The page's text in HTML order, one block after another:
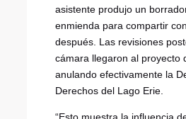
asistente produjo un
enmienda para compartir
después. Las revisiones
cámara llegaron al proyecto
anulando efectivamente la
Derechos del Lago Erie.